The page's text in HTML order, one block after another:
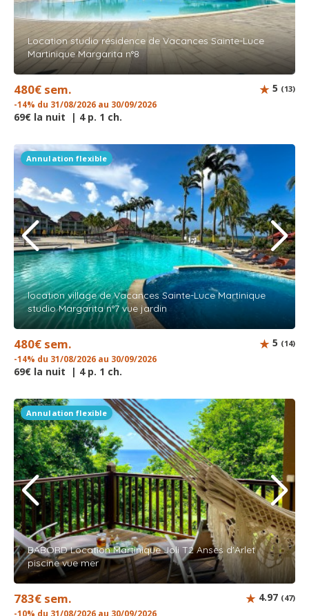
Location studio résidence de Vacances Sainte-Luce
Martinique Margarita n°8
480€ sem.
-14% du 31/08/2026 au 30/09/2026
69€ la nuit | 4 p. 1 ch.
5 (13)
Annulation flexible
location village de Vacances Sainte-Luce Martinique
studio Margarita n°7 vue jardin
480€ sem.
-14% du 31/08/2026 au 30/09/2026
69€ la nuit | 4 p. 1 ch.
5 (14)
Annulation flexible
BABORD Location Martinique Joli T2 Anses d'Arlet
piscine vue mer
783€ sem.
-10% du 31/08/2026 au 30/09/2026
4.97 (47)